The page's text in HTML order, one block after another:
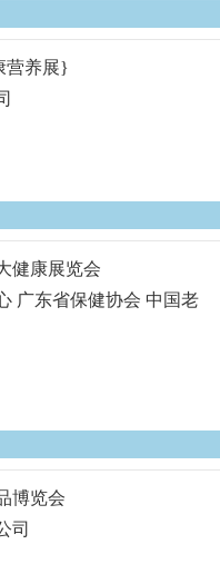
营养展}
健康展览会
广东省保健协会 中国老
博览会
司